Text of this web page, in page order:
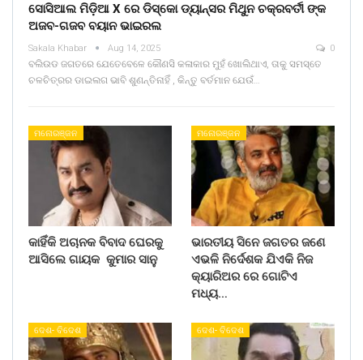
ସୋସିଆଲ ମିଡ଼ିଆ X ରେ ଡିସ୍କୋ ଡ୍ୟାନ୍ସର ମିଥୁନ ଚକ୍ରବର୍ତୀ ଙ୍କ
ଅଜବ-ଗଜବ ବୟାନ ଭାଇରଲ
Sakala Khabar Aug 14, 2025 0
ବଲିଉଡ ଜଗତରେ ଯେତେବେଳେ କୌଣସି କଳାକାର ମୁହଁ ଖୋଲିଥାଏ, ତାକୁ ସମସ୍ତେ
ଚଳଚିତ୍ରର ଡାଇଲଗ ଭାବି ଶୁଣନ୍ତିନାହିଁ , କିନ୍ତୁ ବର୍ତମାନ ଯେଉଁ…
ମନୋରଞ୍ଜନ
କାହିଁକି ଅଚାନକ ବିବାଦ ଘେରକୁ
ଆସିଲେ ଗାୟକ କୁମାର ସାନୁ
ମନୋରଞ୍ଜନ
ଭାରତୀୟ ସିନେ ଜଗତର ଜଣେ
ଏଭଳି ନିର୍ଦେଶକ ଯିଏକି ନିଜ
କ୍ୟାରିଅର ରେ ଗୋଟିଏ
ମଧ୍ୟ…
ଦେଶ- ବିଦେଶ ଦେଶ- ବିଦେଶ